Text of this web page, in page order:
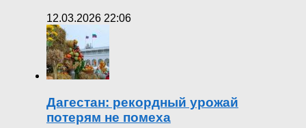
12.03.2026 22:06
Дагестан: рекордный урожай
потерям не помеха